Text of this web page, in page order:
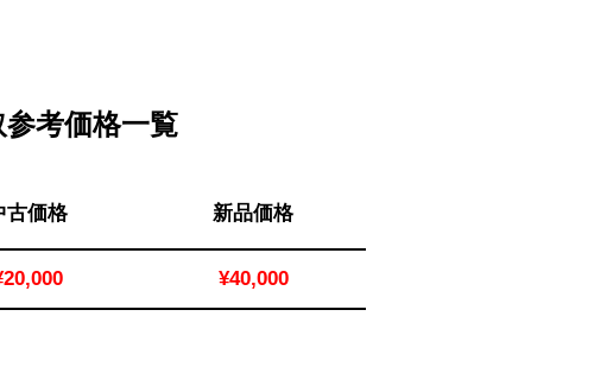
考価格一覧
古価格 新品価格
¥40,000